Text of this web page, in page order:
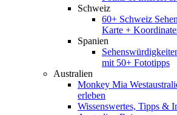
Schweiz
60+ Schweiz
Karte +
Spanien
mit 50+ Fototipps
Australien
Monkey Mia
erleben
Wissenswertes, Tipps &